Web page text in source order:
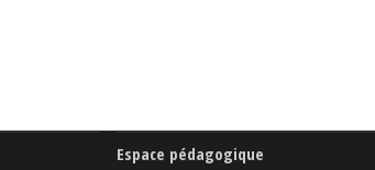
Espace pédagogique